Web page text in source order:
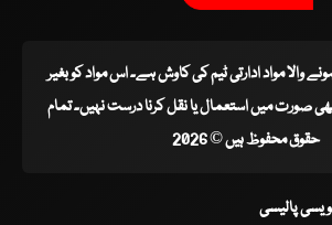
والا مواد ادارتی ٹیم کی کاوش ہے۔ اس مواد کو بغیر
صورت میں استعمال یا نقل کرنا درست نہیں۔ تمام
حقوق محفوظ ہیں © 2026
پالیسی